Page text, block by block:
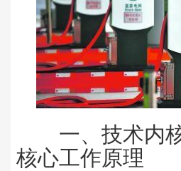
一、技术内
核心工作原理